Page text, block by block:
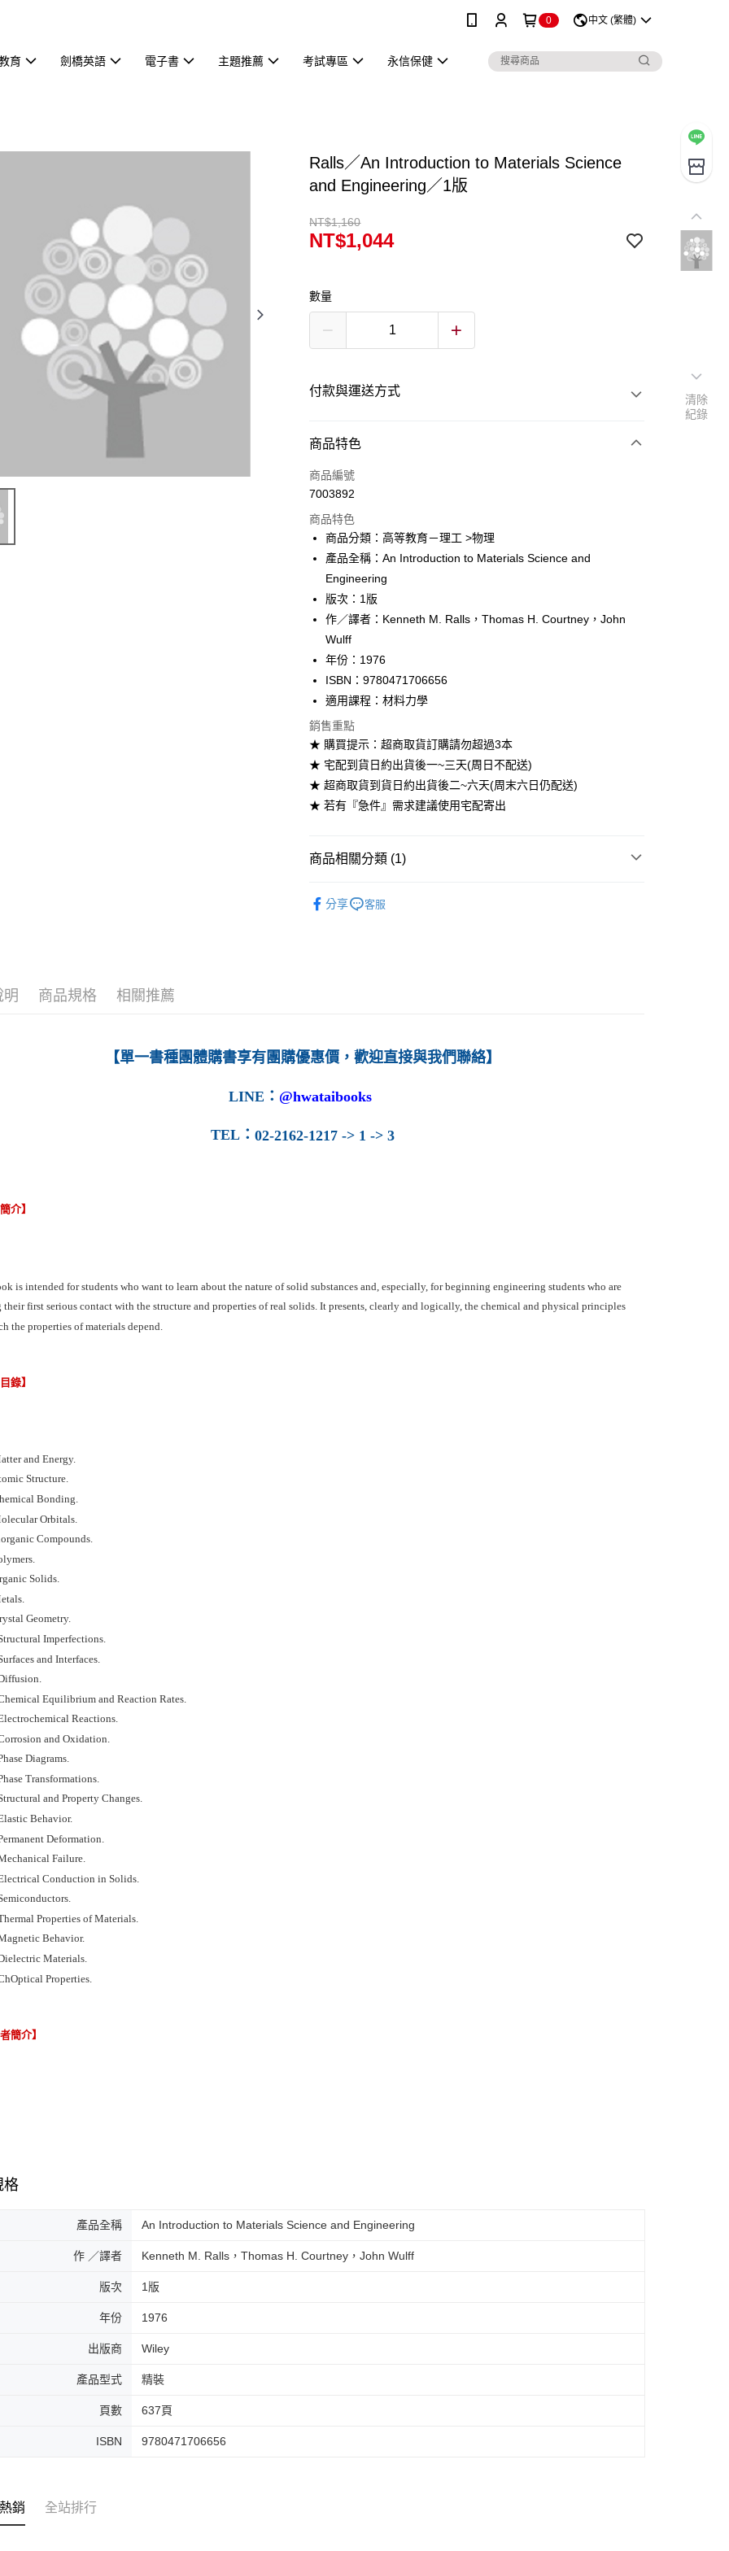
0 中文 (繁體)
育 劍橋英語 電子書 主題推薦 考試專區 永信保健
Ralls／An Introduction to Materials Science
and Engineering／1版
NT$1,160
NT$1,044
數量
付款與運送方式
付款方式
信用卡一次付款
Apple Pay
Google Pay
ATM付款
運送方式
全家取貨付款
每筆NT$60
付款後全家取貨
每筆NT$60
7-11取貨付款
每筆NT$60
每筆NT$60
每筆NT$100
商品特色
商品編號
7003892
商品特色
商品分類：高等教育－理工 >物理
產品全稱：An Introduction to Materials Science and
Engineering
版次：1版
作／譯者：Kenneth M. Ralls，Thomas H. Courtney，John
Wulff
年份：1976
ISBN：9780471706656
適用課程：材料力學
銷售重點
★ 購買提示：超商取貨訂購請勿超過3本
★ 宅配到貨日約出貨後一~三天(周日不配送)
★ 超商取貨到貨日約出貨後二~六天(周末六日仍配送)
★ 若有『急件』需求建議使用宅配寄出
商品相關分類 (1)
分享
客服
明 商品規格 相關推薦
【單一書種團體購書享有團購優惠價，歡迎直接與我們聯絡】
LINE ： @hwataibooks
TEL： 02-2162-1217 -> 1 -> 3
介】
is intended for students who want to learn about the nature of solid substances and, especially, for beginning engineering students who are
their first serious contact with the structure and properties of real solids. It presents, clearly and logically, the chemical and physical principles
the properties of materials depend.
錄】
and Energy.
Structure.
Bonding.
Orbitals.
Compounds.
Solids.
Geometry.
Imperfections.
and Interfaces.
Equilibrium and Reaction Rates.
Reactions.
and Oxidation.
Diagrams.
Transformations.
and Property Changes.
Behavior.
Deformation.
Failure.
Conduction in Solids.
Properties of Materials.
Behavior.
Materials.
Properties.
簡介】
格
產品全稱 An Introduction to Materials Science and Engineering
作 ／譯者 Kenneth M. Ralls，Thomas H. Courtney，John Wulff
版次 1版
年份 1976
出版商 Wiley
產品型式 精裝
頁數 637頁
ISBN 9780471706656
銷 全站排行
清除
紀錄